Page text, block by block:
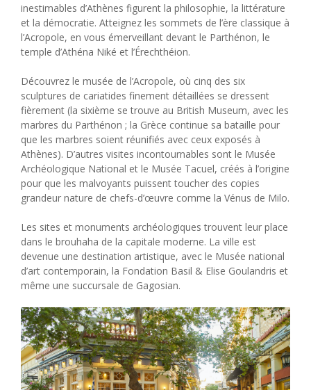
inestimables d’Athènes figurent la philosophie, la littérature
et la démocratie. Atteignez les sommets de l’ère classique à
l’Acropole, en vous émerveillant devant le Parthénon, le
temple d’Athéna Niké et l’Érechthéion.
Découvrez le musée de l’Acropole, où cinq des six
sculptures de cariatides finement détaillées se dressent
fièrement (la sixième se trouve au British Museum, avec les
marbres du Parthénon ; la Grèce continue sa bataille pour
que les marbres soient réunifiés avec ceux exposés à
Athènes). D’autres visites incontournables sont le Musée
Archéologique National et le Musée Tacuel, créés à l’origine
pour que les malvoyants puissent toucher des copies
grandeur nature de chefs-d’œuvre comme la Vénus de Milo.
Les sites et monuments archéologiques trouvent leur place
dans le brouhaha de la capitale moderne. La ville est
devenue une destination artistique, avec le Musée national
d’art contemporain, la Fondation Basil & Elise Goulandris et
même une succursale de Gagosian.